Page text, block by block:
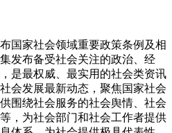
国家社会领域重要政策条例及相
发布备受社会关注的政治、经
是最权威、最实用的社会类资讯
会发展最新动态，聚焦国家社会
围绕社会服务的社会舆情、社会
，为社会部门和社会工作者提供